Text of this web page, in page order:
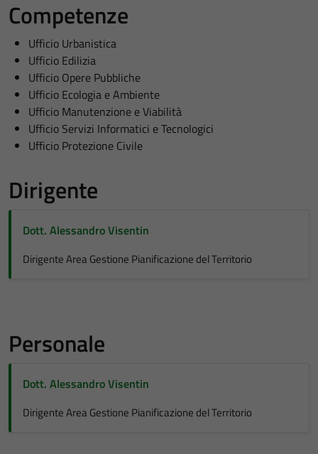
Competenze
Ufficio Urbanistica
Ufficio Edilizia
Ufficio Opere Pubbliche
Ufficio Ecologia e Ambiente
Ufficio Manutenzione e Viabilità
Ufficio Servizi Informatici e Tecnologici
Ufficio Protezione Civile
Dirigente
Dott. Alessandro Visentin
Dirigente Area Gestione Pianificazione del Territorio
Personale
Dott. Alessandro Visentin
Dirigente Area Gestione Pianificazione del Territorio